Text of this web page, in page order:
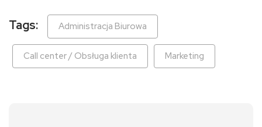
Tags: Administracja Biurowa
Call center / Obsługa klienta Marketing